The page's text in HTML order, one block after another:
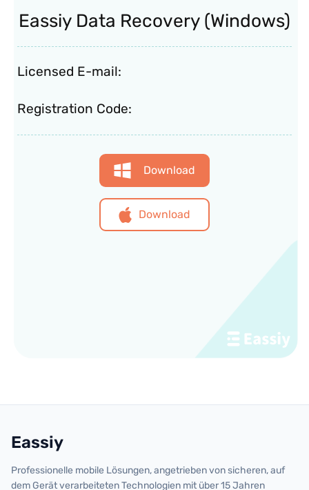
Eassiy Data Recovery (Windows)
Licensed E-mail:
Registration Code:
Download
Download
Eassiy
Professionelle mobile Lösungen, angetrieben von sicheren, auf
dem Gerät verarbeiteten Technologien mit über 15 Jahren